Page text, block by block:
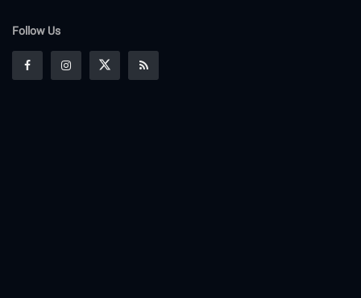
Follow Us